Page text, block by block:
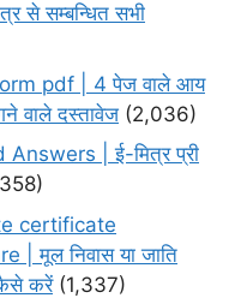
से सम्बन्धित सभी
pdf | 4 पेज वाले आय
वाले दस्तावेज (2,036)
| ई-मित्र प्री
certificate
मूल निवास या जाति
करें (1,337)